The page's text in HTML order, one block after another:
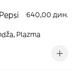
640,00 дин.
Plazma